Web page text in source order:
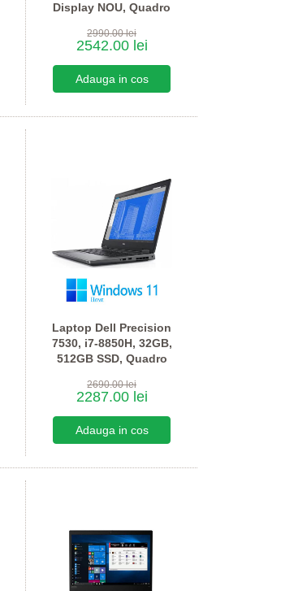
Display NOU, Quadro
2990.00 lei
2542.00 lei
Laptop Dell Precision
7530, i7-8850H, 32GB,
512GB SSD, Quadro
2690.00 lei
2287.00 lei